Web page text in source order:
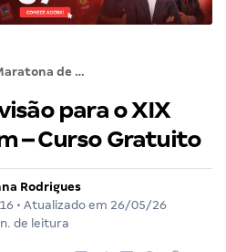
Maratona de revisão para o XIX Exame de Ordem – Curso Gratuito
para o XIX
– Curso Gratuito
Rodrigues
• Atualizado em 26/05/26
de leitura